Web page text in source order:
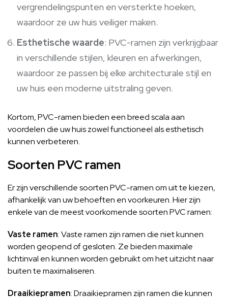
vergrendelingspunten en versterkte hoeken,
waardoor ze uw huis veiliger maken.
Esthetische waarde: PVC-ramen zijn verkrijgbaar
in verschillende stijlen, kleuren en afwerkingen,
waardoor ze passen bij elke architecturale stijl en
uw huis een moderne uitstraling geven.
Kortom, PVC-ramen bieden een breed scala aan
voordelen die uw huis zowel functioneel als esthetisch
kunnen verbeteren.
Soorten PVC ramen
Er zijn verschillende soorten PVC-ramen om uit te kiezen,
afhankelijk van uw behoeften en voorkeuren. Hier zijn
enkele van de meest voorkomende soorten PVC ramen:
Vaste ramen: Vaste ramen zijn ramen die niet kunnen
worden geopend of gesloten. Ze bieden maximale
lichtinval en kunnen worden gebruikt om het uitzicht naar
buiten te maximaliseren.
Draaikiepramen: Draaikiepramen zijn ramen die kunnen